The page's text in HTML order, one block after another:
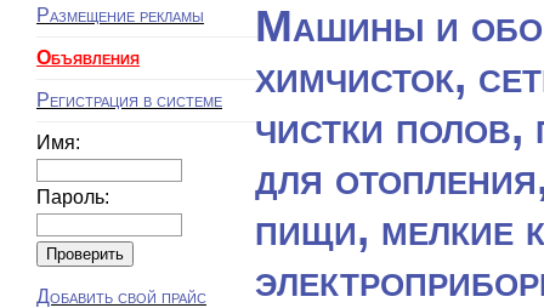
Размещение рекламы
Объявления
Регистрация в системе
Имя:
Пароль:
Добавить свой прайс
Машины и
химчисток,
чистки
для
пищи, мелкие